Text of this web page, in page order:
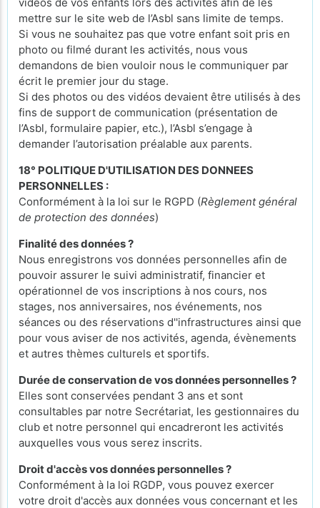
mettre sur le site web de l’Asbl sans limite de temps.
Si vous ne souhaitez pas que votre enfant soit pris en
photo ou filmé durant les activités, nous vous
demandons de bien vouloir nous le communiquer par
écrit le premier jour du stage.
Si des photos ou des vidéos devaient être utilisés à des
fins de support de communication (présentation de
l’Asbl, formulaire papier, etc.), l’Asbl s’engage à
demander l’autorisation préalable aux parents.
18° POLITIQUE D'UTILISATION DES DONNEES
PERSONNELLES :
Conformément à la loi sur le RGPD (Règlement général
de protection des données)
Finalité des données ?
Nous enregistrons vos données personnelles afin de
pouvoir assurer le suivi administratif, financier et
opérationnel de vos inscriptions à nos cours, nos
stages, nos anniversaires, nos événements, nos
séances ou des réservations d''infrastructures ainsi que
pour vous aviser de nos activités, agenda, évènements
et autres thèmes culturels et sportifs.
Durée de conservation de vos données personnelles ?
Elles sont conservées pendant 3 ans et sont
consultables par notre Secrétariat, les gestionnaires du
club et notre personnel qui encadreront les activités
auxquelles vous vous serez inscrits.
Droit d'accès vos données personnelles ?
Conformément à la loi RGDP, vous pouvez exercer
votre droit d'accès aux données vous concernant et les